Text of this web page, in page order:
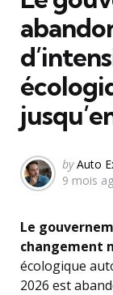
Posted
by
by Auto
9 mois
Le
changement
écologique
2026 est